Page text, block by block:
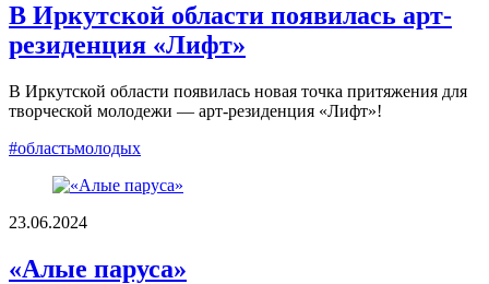
В Иркутской области появилась арт-
резиденция «Лифт»
В Иркутской области появилась новая точка притяжения для
творческой молодежи — арт-резиденция «Лифт»!
#областьмолодых
23.06.2024
«Алые паруса»